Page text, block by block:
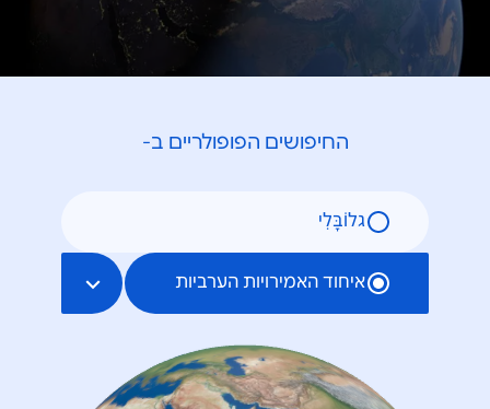
החיפושים הפופולריים ב-
גלוֹבָּלִי
איחוד האמירויות הערביות